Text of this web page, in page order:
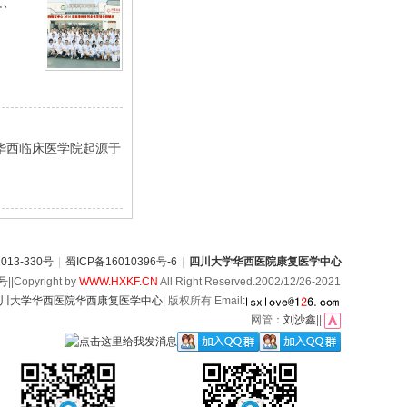
临床医学院起源于
330号 蜀ICP备16010396号-6
四川大学华西医院康复医学中心
||Copyright by WWW.HXKF.CN All Right Reserved.2002/12/26-2021
大学华西医院华西康复医学中心| 版权所有 Email:
网管： 刘沙鑫